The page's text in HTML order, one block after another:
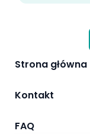
Strona główna
Kontakt
FAQ